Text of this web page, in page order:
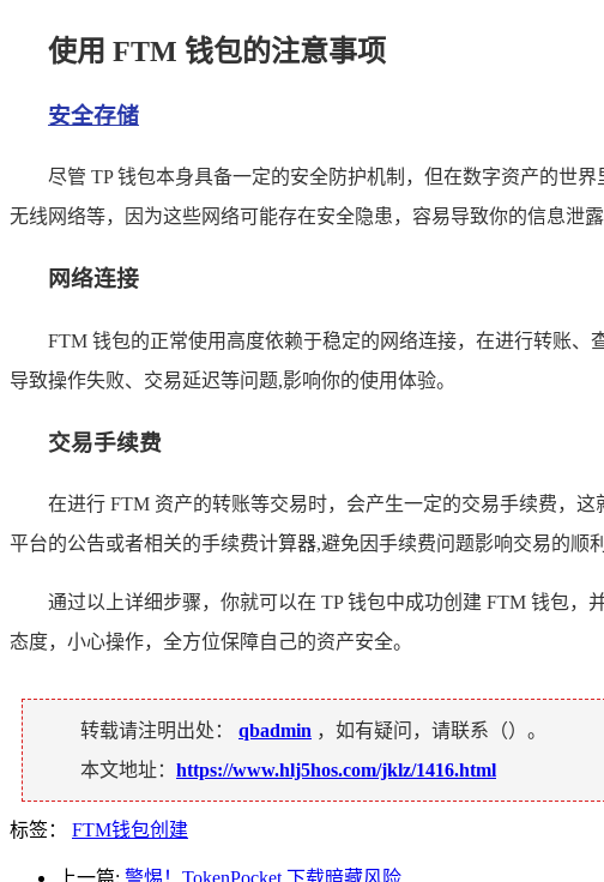
使用 FTM 钱包的注意事项
安全存储
尽管 TP 钱包本身具备一定的安全防护机制，但在数字资产的世
无线网络等，因为这些网络可能存在安全隐患，容易导致你的信息泄
网络连接
FTM 钱包的正常使用高度依赖于稳定的网络连接，在进行转账
导致操作失败、交易延迟等问题,影响你的使用体验。
交易手续费
在进行 FTM 资产的转账等交易时，会产生一定的交易手续费，
平台的公告或者相关的手续费计算器,避免因手续费问题影响交易的顺利
通过以上详细步骤，你就可以在 TP 钱包中成功创建 FTM 钱包
态度，小心操作，全方位保障自己的资产安全。
转载请注明出处： qbadmin ，如有疑问，请联系（）。
本文地址： https://www.hlj5hos.com/jklz/1416.html
标签： FTM钱包创建